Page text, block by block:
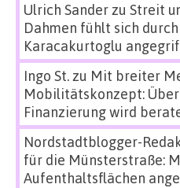
Ulrich Sanderzu Streit
Dahmen fühlt sich durch
Karacakurtoglu
Ingo St.zu Mit breiter
Mobilitätskonzept:
Finanzierung wird
Nordstadtblogger-
für die Münsterstraße:
Aufenthaltsflächen